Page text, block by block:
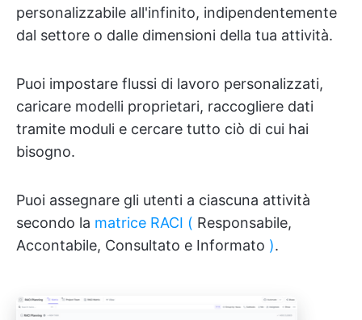
personalizzabile all'infinito, indipendentemente
dal settore o dalle dimensioni della tua attività.
Puoi impostare flussi di lavoro personalizzati,
caricare modelli proprietari, raccogliere dati
tramite moduli e cercare tutto ciò di cui hai
bisogno.
Puoi assegnare gli utenti a ciascuna attività
secondo la matrice RACI ( Responsabile,
Accontabile, Consultato e Informato ).